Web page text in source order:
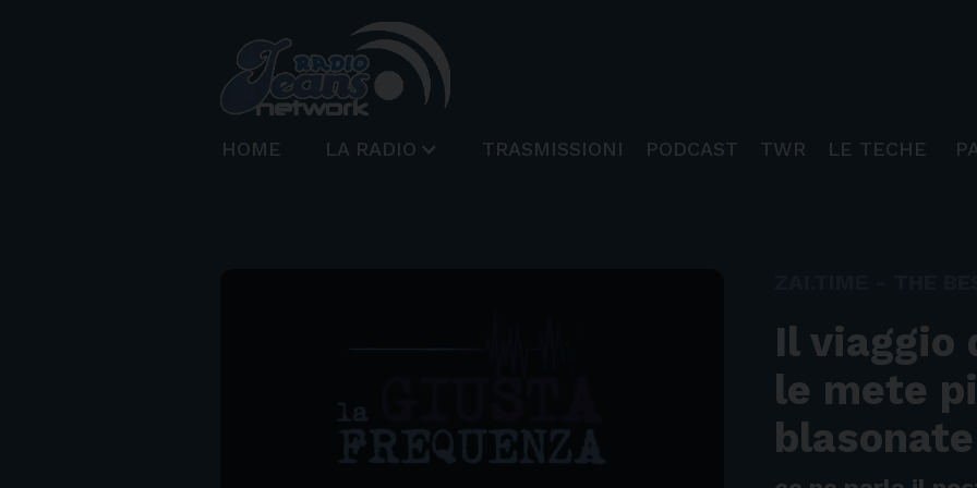
HOME LA RADIO TRASMISSIONI PODCAST TWR LE TECHE
Il viaggio
le mete